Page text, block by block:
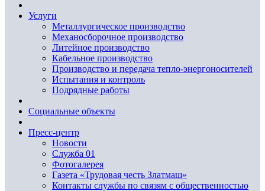
Услуги
Металлургическое производство
Механосборочное производство
Литейное производство
Кабельное производство
Производство и передача тепло-энергоносителей
Испытания и контроль
Подрядные работы
Социальные объекты
Пресс-центр
Новости
Служба 01
Фотогалерея
Газета «Трудовая честь Златмаш»
Контакты службы по связям с общественностью